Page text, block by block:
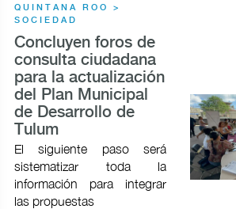
QUINTANA ROO >
SOCIEDAD
Concluyen foros de
consulta ciudadana
para la actualización
del Plan Municipal
de Desarrollo de
Tulum
El siguiente paso será
sistematizar toda la
información para integrar
las propuestas